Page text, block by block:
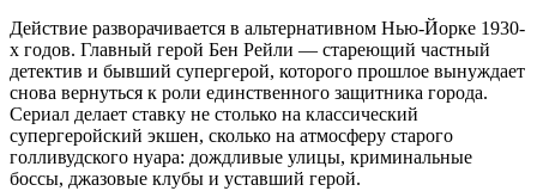
Действие разворачивается в альтернативном Нью-Йорке 1930-
х годов. Главный герой Бен Рейли — стареющий частный
детектив и бывший супергерой, которого прошлое вынуждает
снова вернуться к роли единственного защитника города.
Сериал делает ставку не столько на классический
супергеройский экшен, сколько на атмосферу старого
голливудского нуара: дождливые улицы, криминальные
боссы, джазовые клубы и уставший герой.